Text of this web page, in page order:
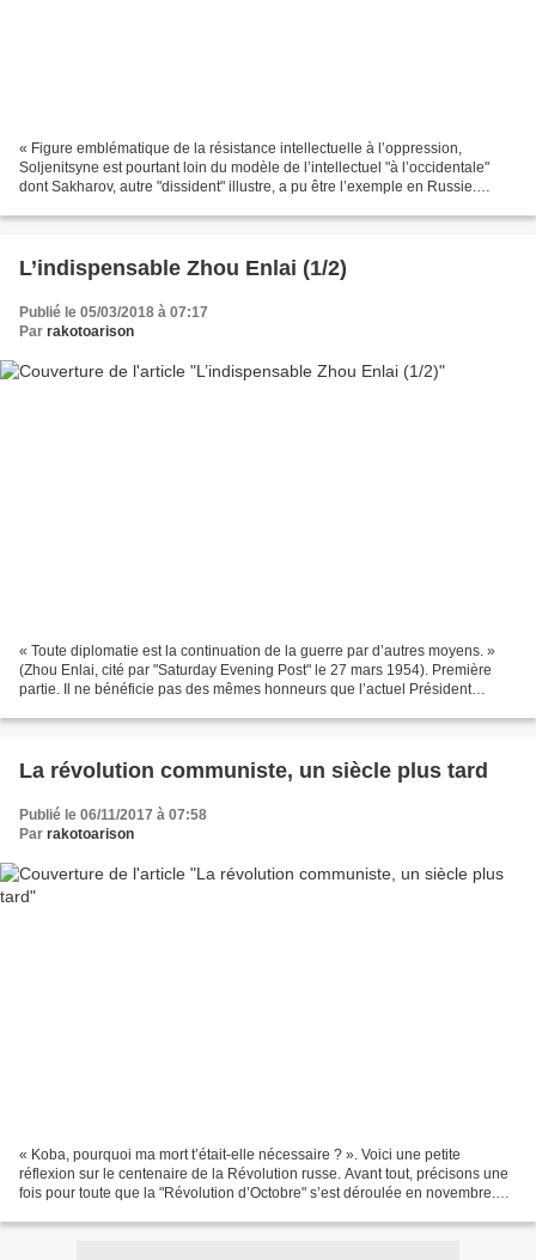
« Figure emblématique de la résistance intellectuelle à l’oppression,
Soljenitsyne est pourtant loin du modèle de l’intellectuel "à l’occidentale"
dont Sakharov, autre "dissident" illustre, a pu être l’exemple en Russie.
L’indispensable Zhou Enlai (1/2)
Publié le 05/03/2018 à 07:17
Par rakotoarison
« Toute diplomatie est la continuation de la guerre par d’autres moyens. »
(Zhou Enlai, cité par "Saturday Evening Post" le 27 mars 1954). Première
partie. Il ne bénéficie pas des mêmes honneurs que l’actuel Président
La révolution communiste, un siècle plus tard
Publié le 06/11/2017 à 07:58
Par rakotoarison
« Koba, pourquoi ma mort t’était-elle nécessaire ? ». Voici une petite
réflexion sur le centenaire de la Révolution russe. Avant tout, précisons une
fois pour toute que la "Révolution d’Octobre" s’est déroulée en novembre.